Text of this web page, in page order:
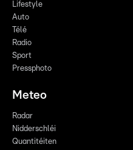
Lifestyle
Auto
Télé
Radio
Sport
Pressphoto
Meteo
Radar
Nidderschléi
Quantitéiten